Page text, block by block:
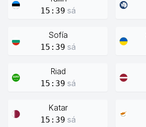
15:39 sá
Sofía
15:39 sá
Riad
15:39 sá
Katar
15:39 sá